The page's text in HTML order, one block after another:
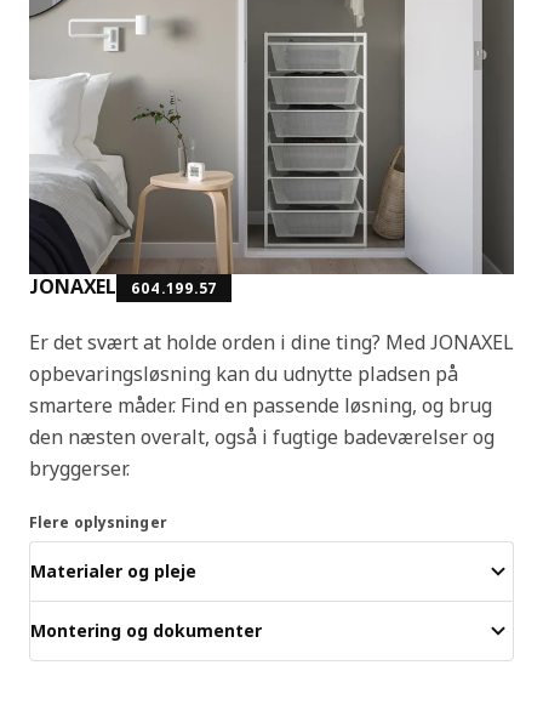
JONAXEL 604.199.57
Er det svært at holde orden i dine ting? Med JONAXEL
opbevaringsløsning kan du udnytte pladsen på
smartere måder. Find en passende løsning, og brug
den næsten overalt, også i fugtige badeværelser og
bryggerser.
Flere oplysninger
Materialer og pleje
Montering og dokumenter